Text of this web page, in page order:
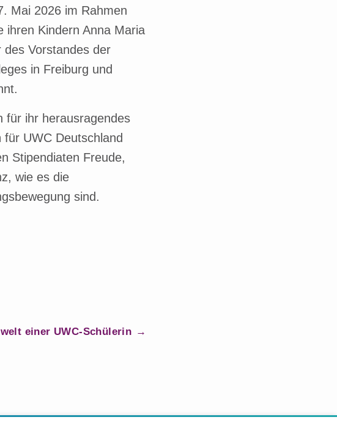
Mai 2026 im Rahmen
ihren Kindern Anna Maria
Vorstandes der
in Freiburg und
für ihr herausragendes
UWC Deutschland
Stipendiaten Freude,
wie es die
sind.
einer UWC-Schülerin